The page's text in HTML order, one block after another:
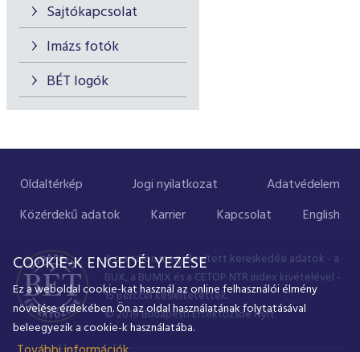
Sajtókapcsolat
Imázs fotók
BÉT logók
Oldaltérkép Jogi nyilatkozat
Adatvédelem
Közérdekű adatok
Karrier Kapcsolat English
A portálon megjelenített kereskedési adatok - a
BUX, a BUMIX és a CETOP NTR index kivételével -
15 perccel késleltetettek.
© 2019 Budapesti Értéktőzsde Nyrt.
COOKIE-K ENGEDÉLYEZÉSE
Ez a weboldal cookie-kat használ az online felhasználói élmény
növelése érdekében. Ön az oldal használatának folytatásával
beleegyezik a cookie-k használatába.